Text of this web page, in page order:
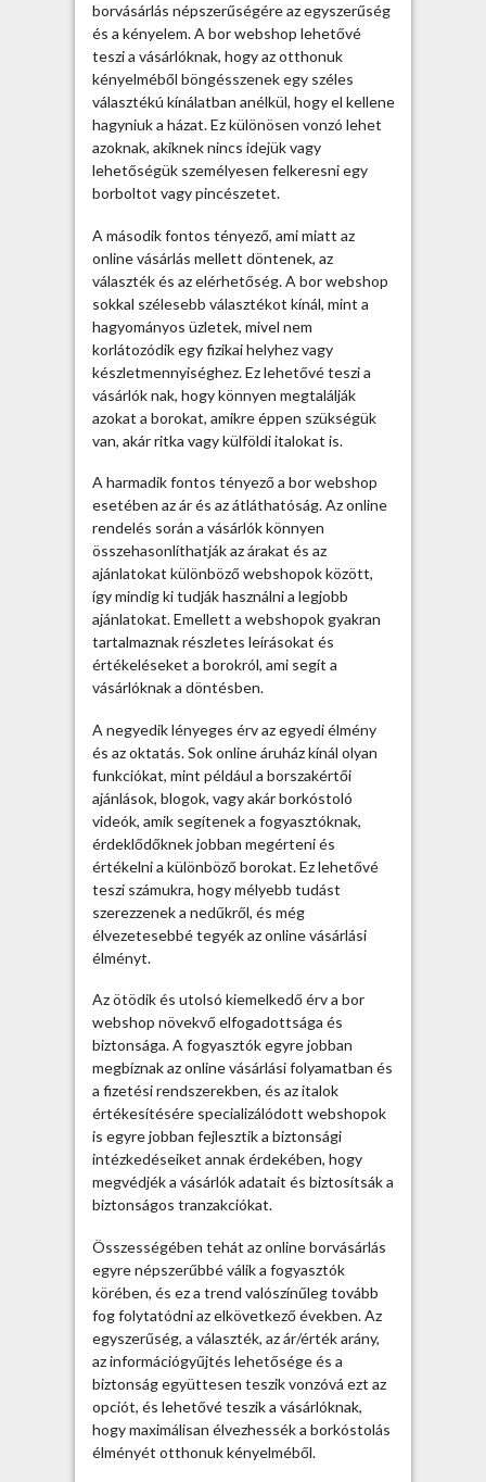
z
e
r
ű
k
b
o
r
w
e
b
s
h
o
b
e
j
e
g
y
z
é
s
h
z
borvásárlás népszerűségére az egyszerűség
és a kényelem. A bor webshop lehetővé
teszi a vásárlóknak, hogy az otthonuk
kényelméből böngésszenek egy széles
választékú kínálatban anélkül, hogy el kellene
hagyniuk a házat. Ez különösen vonzó lehet
azoknak, akiknek nincs idejük vagy
lehetőségük személyesen felkeresni egy
borboltot vagy pincészetet.
A második fontos tényező, ami miatt az
online vásárlás mellett döntenek, az
választék és az elérhetőség. A bor webshop
sokkal szélesebb választékot kínál, mint a
hagyományos üzletek, mivel nem
korlátozódik egy fizikai helyhez vagy
készletmennyiséghez. Ez lehetővé teszi a
vásárlók nak, hogy könnyen megtalálják
azokat a borokat, amikre éppen szükségük
van, akár ritka vagy külföldi italokat is.
A harmadik fontos tényező a bor webshop
esetében az ár és az átláthatóság. Az online
rendelés során a vásárlók könnyen
összehasonlíthatják az árakat és az
ajánlatokat különböző webshopok között,
így mindig ki tudják használni a legjobb
ajánlatokat. Emellett a webshopok gyakran
tartalmaznak részletes leírásokat és
értékeléseket a borokról, ami segít a
vásárlóknak a döntésben.
A negyedik lényeges érv az egyedi élmény
és az oktatás. Sok online áruház kínál olyan
funkciókat, mint például a borszakértői
ajánlások, blogok, vagy akár borkóstoló
videók, amik segítenek a fogyasztóknak,
érdeklődőknek jobban megérteni és
értékelni a különböző borokat. Ez lehetővé
teszi számukra, hogy mélyebb tudást
szerezzenek a nedűkről, és még
élvezetesebbé tegyék az online vásárlási
élményt.
Az ötödik és utolsó kiemelkedő érv a bor
webshop növekvő elfogadottsága és
biztonsága. A fogyasztók egyre jobban
megbíznak az online vásárlási folyamatban és
a fizetési rendszerekben, és az italok
értékesítésére specializálódott webshopok
is egyre jobban fejlesztik a biztonsági
intézkedéseiket annak érdekében, hogy
megvédjék a vásárlók adatait és biztosítsák a
biztonságos tranzakciókat.
Összességében tehát az online borvásárlás
egyre népszerűbbé válik a fogyasztók
körében, és ez a trend valószínűleg tovább
fog folytatódni az elkövetkező években. Az
egyszerűség, a választék, az ár/érték arány,
az információgyűjtés lehetősége és a
biztonság együttesen teszik vonzóvá ezt az
opciót, és lehetővé teszik a vásárlóknak,
hogy maximálisan élvezhessék a borkóstolás
élményét otthonuk kényelméből.